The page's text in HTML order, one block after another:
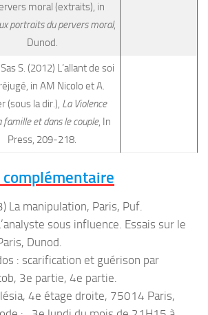
moral (extraits), in
portraits du pervers moral,
Dunod.
S. (2012) L’allant de soi
in AM Nicolo et A.
(sous la dir.), La Violence
famille et dans le couple, In
Press, 209-218.
La manipulation, Paris, Puf.
sous influence. Essais sur le
Dunod.
: scarification et guérison par
3e partie, 4e partie.
4e étage droite, 75014 Paris,